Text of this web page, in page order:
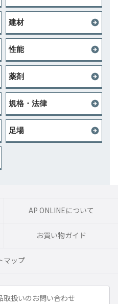
建材
性能
薬剤
規格・法律
足場
AP ONLINEについて
お買い物ガイド
マップ
取扱いのお問い合わせ